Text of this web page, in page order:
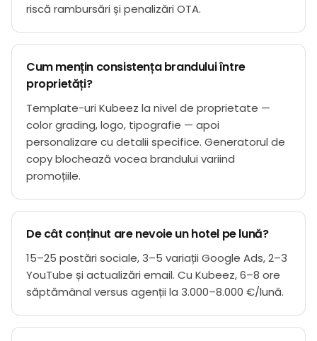
riscă rambursări și penalizări OTA.
Cum mențin consistența brandului între
proprietăți?
Template-uri Kubeez la nivel de proprietate —
color grading, logo, tipografie — apoi
personalizare cu detalii specifice. Generatorul de
copy blochează vocea brandului variind
promoțiile.
De cât conținut are nevoie un hotel pe lună?
15–25 postări sociale, 3–5 variații Google Ads, 2–3
YouTube și actualizări email. Cu Kubeez, 6–8 ore
săptămânal versus agenții la 3.000–8.000 €/lună.